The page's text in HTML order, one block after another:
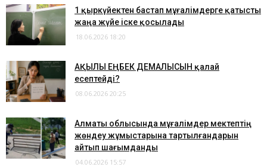
1 қыркүйектен бастап мұғалімдерге қатысты
жаңа жүйе іске қосылады
18.06.2026 18:20
​АҚЫЛЫ ЕҢБЕК ДЕМАЛЫСЫН қалай
есептейді?
08.06.2026 20:25
Алматы облысында мұғалімдер мектептің
жөндеу жұмыстарына тартылғандарын
айтып шағымданды
04.06.2026 15:57